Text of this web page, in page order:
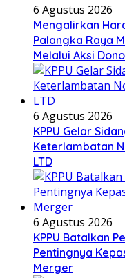
6 Agustus 2026
Mengalirkan
Palangka Raya
Melalui Aksi
6 Agustus 2026
KPPU Gelar
Keterlambatan
LTD
6 Agustus 2026
KPPU Batalkan
Pentingnya
Merger